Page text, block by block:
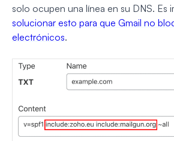
solo ocupen una línea en su DNS. Es
solucionar esto para que Gmail no
electrónicos.